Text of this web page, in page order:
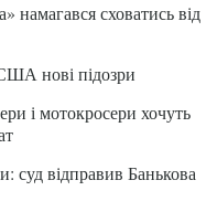
намагався сховатись від
нові підозри
і мотокросери хочуть
суд відправив Банькова